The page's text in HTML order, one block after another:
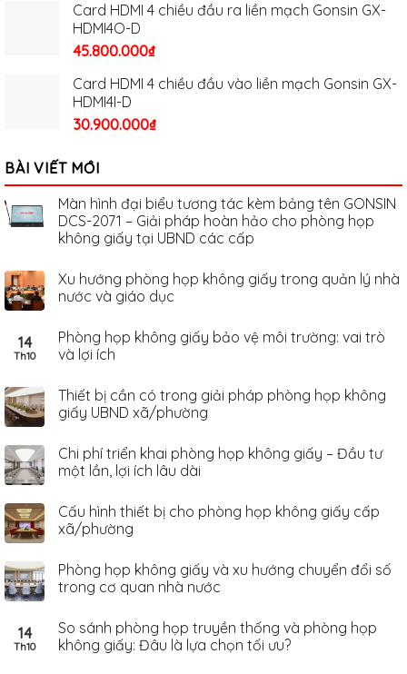
Card HDMI 4 chiều đầu ra liền mạch Gonsin GX-
HDMI4O-D
45.800.000₫
Card HDMI 4 chiều đầu vào liền mạch Gonsin GX-
HDMI4I-D
30.900.000₫
BÀI VIẾT MỚI
Màn hình đại biểu tương tác kèm bảng tên GONSIN
DCS-2071 – Giải pháp hoàn hảo cho phòng họp
không giấy tại UBND các cấp
Xu hướng phòng họp không giấy trong quản lý nhà
nước và giáo dục
14
Th10
Phòng họp không giấy bảo vệ môi trường: vai trò
và lợi ích
Thiết bị cần có trong giải pháp phòng họp không
giấy UBND xã/phường
Chi phí triển khai phòng họp không giấy – Đầu tư
một lần, lợi ích lâu dài
Cấu hình thiết bị cho phòng họp không giấy cấp
xã/phường
Phòng họp không giấy và xu hướng chuyển đổi số
trong cơ quan nhà nước
14
Th10
So sánh phòng họp truyền thống và phòng họp
không giấy: Đâu là lựa chọn tối ưu?